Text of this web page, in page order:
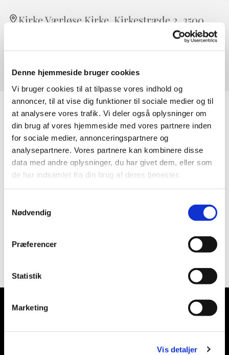
Denne hjemmeside bruger cookies
Vi bruger cookies til at tilpasse vores indhold og
annoncer, til at vise dig funktioner til sociale medier og til
at analysere vores trafik. Vi deler også oplysninger om
din brug af vores hjemmeside med vores partnere inden
for sociale medier, annonceringspartnere og
analysepartnere. Vores partnere kan kombinere disse
data med andre oplysninger, du har givet dem, eller som
de har indsamlet fra din brug af deres tjenester.
Nødvendig
Præferencer
Statistik
Marketing
Vis detaljer
Kirke Værløse Kirke, Kirkestræde 2, 3500